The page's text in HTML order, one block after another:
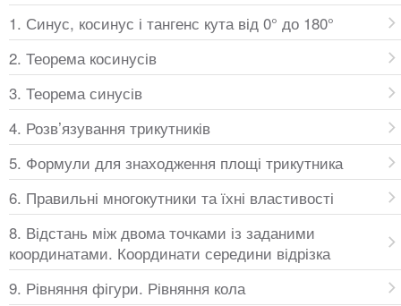
1. Синус, косинус і тангенс кута від 0° до 180°
2. Теорема косинусів
3. Теорема синусів
4. Розв’язування трикутників
5. Формули для знаходження площі трикутника
6. Правильні многокутники та їхні властивості
8. Відстань між двома точками із заданими
координатами. Координати середини відрізка
9. Рівняння фігури. Рівняння кола